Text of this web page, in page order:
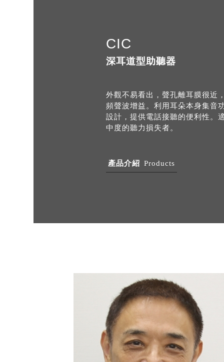
CIC
深耳道型助聽器
外觀不易看出，聲孔離耳膜很近
頻聲波增益。利用耳朵本身集音
設計，提供電話接聽的便利性。
中度的聽力損失者。
產品介紹 Products